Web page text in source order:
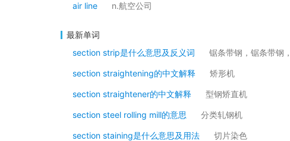
air line n.航空公司
最新单词
section strip是什么意思及反义词
锯条带钢，锯条带钢
section straightening的中文解释 矫形机
section straightener的中文解释 型钢矫直机
section steel rolling mill的意思 分类轧钢机
section staining是什么意思及用法 切片染色